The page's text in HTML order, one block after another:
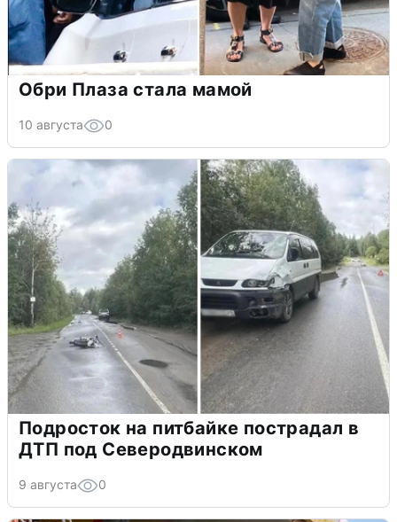
Обри Плаза стала мамой
10 августа 0
Подросток на питбайке пострадал в
ДТП под Северодвинском
9 августа 0